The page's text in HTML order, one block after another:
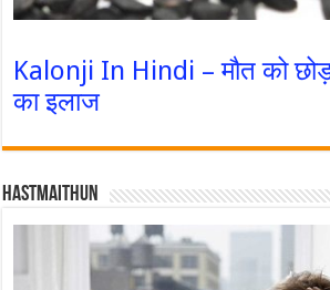
Kalonji In Hindi – मौत को छोड़
का इलाज
Hastmaithun